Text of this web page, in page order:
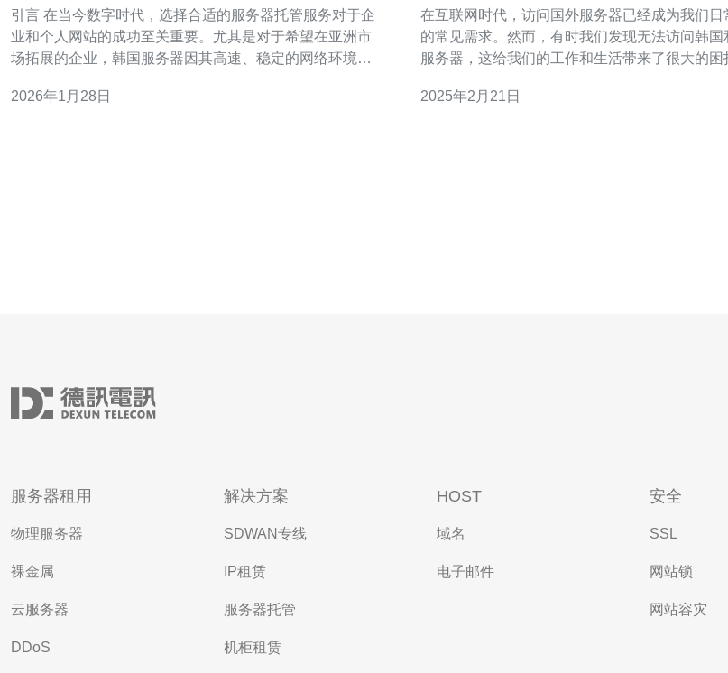
引言 在当今数字时代，选择合适的服务器托管服务对于企
业和个人网站的成功至关重要。尤其是对于希望在亚洲市
场拓展的企业，韩国服务器因其高速、稳定的网络环境而
务时，往往忽视了其可能带来的利与弊。本文将深入探讨
2026年1月28日
在互联网时代，访问国外服务器已经成为我们日
的常见需求。然而，有时我们发现无法访问韩国
服务器，这给我们的工作和生活带来了很大的困
日本的服务器。 VPN是一种通过建立加密隧道来保护您的
2025年2月21日
服务器租用
物理服务器
裸金属
云服务器
DDoS
解决方案
SDWAN专线
IP租赁
服务器托管
机柜租赁
HOST
域名
电子邮件
安全
SSL
网站锁
网站容灾